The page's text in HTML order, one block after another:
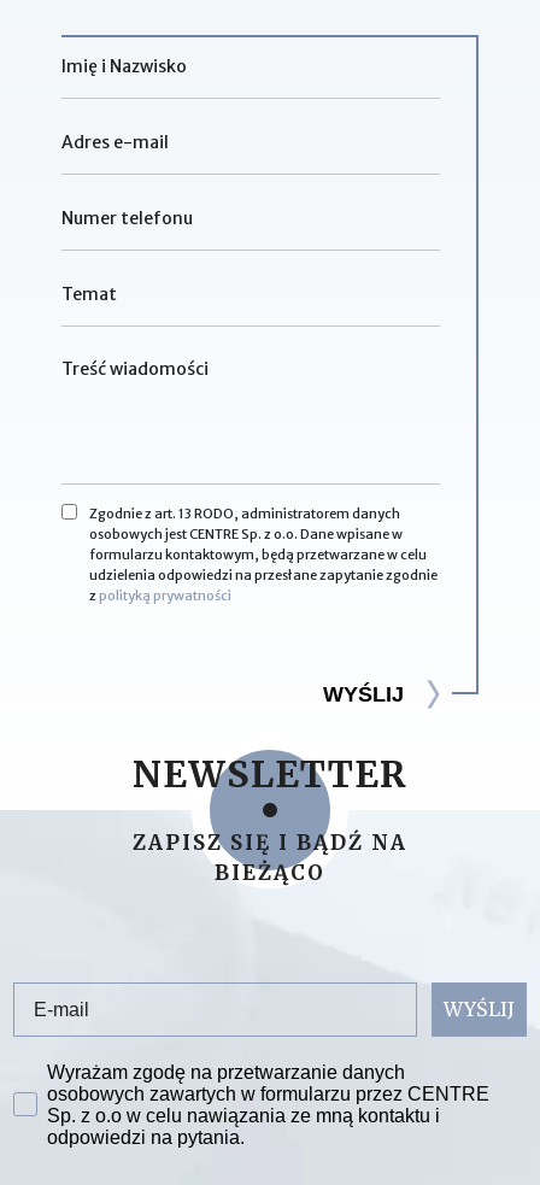
Zgodnie z art. 13 RODO, administratorem danych
osobowych jest CENTRE Sp. z o.o. Dane wpisane w
formularzu kontaktowym, będą przetwarzane w celu
udzielenia odpowiedzi na przesłane zapytanie zgodnie
zpolityką prywatności
WYŚLIJ
NEWSLETTER
ZAPISZ SIĘ I BĄDŹ NA
BIEŻĄCO
WYŚLIJ
Zgoda na przetwarzanie danych
Wyrażam zgodę na przetwarzanie danych
osobowych zawartych w formularzu przez CENTRE
Sp. z o.o w celu nawiązania ze mną kontaktu i
odpowiedzi na pytania.